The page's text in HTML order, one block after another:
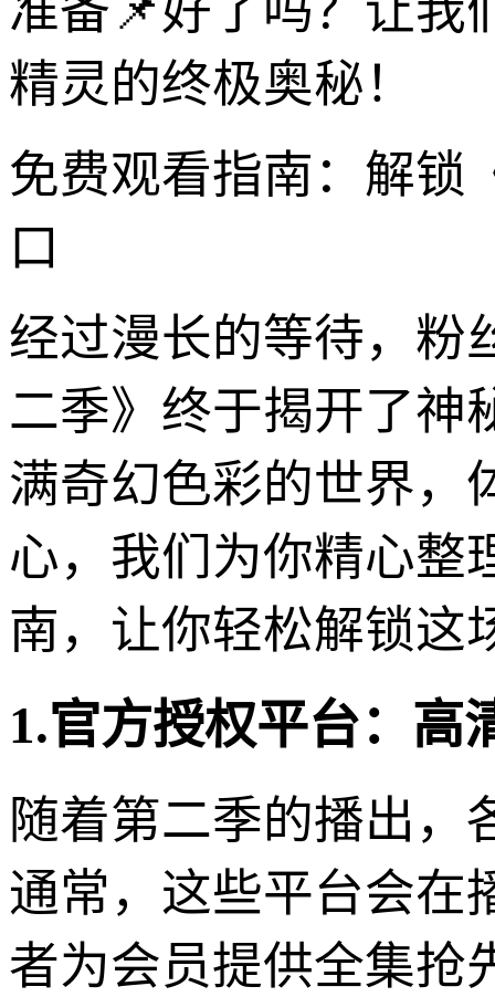
精灵的终极奥秘！
免费观看指南：解锁
口
经过漫长的等待，粉
二季》终于揭开了神
满奇幻色彩的世界，
心，我们为你精心整
南，让你轻松解锁这
1.官方授权平台：高
随着第二季的播出，
通常，这些平台会在
者为会员提供全集抢